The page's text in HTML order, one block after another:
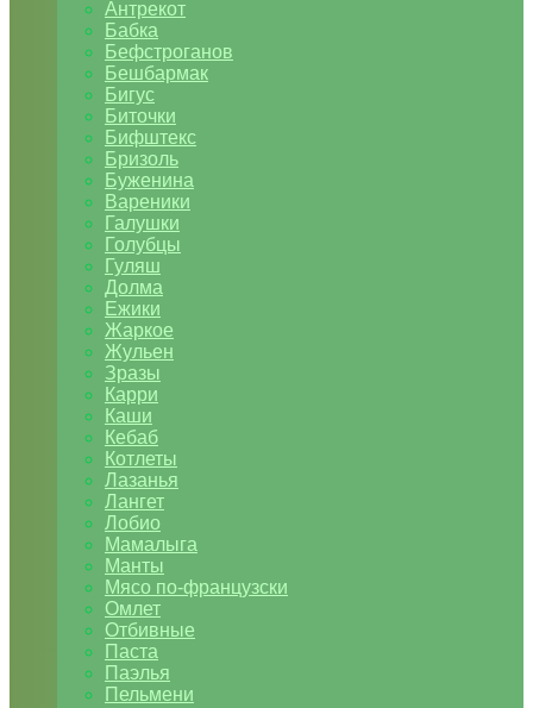
Антрекот
Бабка
Бефстроганов
Бешбармак
Бигус
Биточки
Бифштекс
Бризоль
Буженина
Вареники
Галушки
Голубцы
Гуляш
Долма
Ежики
Жаркое
Жульен
Зразы
Карри
Каши
Кебаб
Котлеты
Лазанья
Лангет
Лобио
Мамалыга
Манты
Мясо по-французски
Омлет
Отбивные
Паста
Паэлья
Пельмени